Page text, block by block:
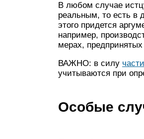
В любом случае
реальным, то есть в
этого придется
например,
мерах,
ВАЖНО: в силу
учитываются при
Особые